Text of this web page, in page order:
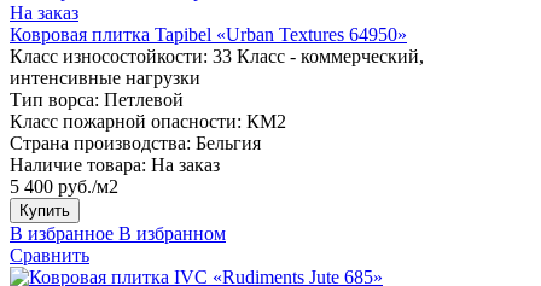
На заказ
Ковровая плитка Tapibel «Urban Textures 64950»
Класс износостойкости: 33 Класс - коммерческий,
интенсивные нагрузки
Тип ворса: Петлевой
Класс пожарной опасности: КМ2
Страна производства: Бельгия
Наличие товара: На заказ
5 400 руб./м2
Купить
В избранное В избранном
Сравнить